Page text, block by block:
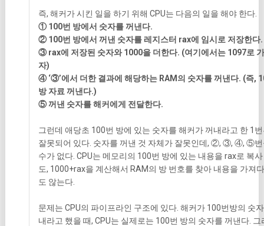
즉, 해커가 시킨 일을 하기 위해 CPU는 다음의 일을 해야 한다.
① 100번 방에서 숫자를 꺼낸다.
② 100번 방에서 꺼낸 숫자를 레지스터 rax에 임시로 저장한다.
③ rax에 저장된 숫자와 1000을 더한다. (여기에서는 1097로
자)
④ ‘③’에서 더한 결과에 해당하는 RAM의 숫자를 꺼낸다. (즉,
방 자료 꺼낸다.)
⑤ 꺼낸 숫자를 해커에게 전달한다.
그런데 애당초 100번 방에 있는 숫자를 해커가 꺼내라고 한 1
잘못되어 있다. 숫자를 꺼낸 것 자체가 잘못인데, ②, ③, ④, ⑤번
수가 없다. CPU는 메모리의 100번 방에 있는 내용을 rax로 복
도, 1000+rax을 계산해서 RAM의 방 번호를 찾아 내용을 가져
도 않는다.
문제는 CPU의 파이프라인 구조에 있다. 해커가 100번방의 숫
내라고 했을 때, CPU는 실제로는 100번 방의 숫자를 꺼낸다. 그